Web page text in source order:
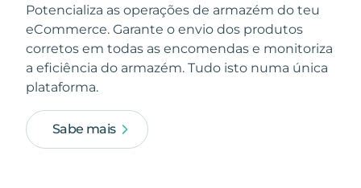
Potencializa as operações de armazém do teu
eCommerce. Garante o envio dos produtos
corretos em todas as encomendas e monitoriza
a eficiência do armazém. Tudo isto numa única
plataforma.
Sabe mais